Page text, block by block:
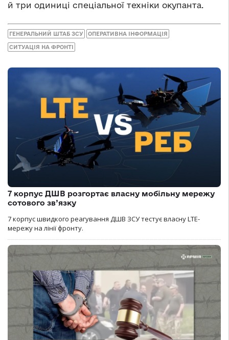
й три одиниці спеціальної техніки окупанта.
ГЕНЕРАЛЬНИЙ ШТАБ ЗСУ ОПЕРАТИВНА ІНФОРМАЦІЯ
СИТУАЦІЯ НА ФРОНТІ
7 корпус ДШВ розгортає власну мобільну мережу
сотового зв’язку
7 корпус швидкого реагування ДШВ ЗСУ тестує власну LTE-
мережу на лінії фронту.